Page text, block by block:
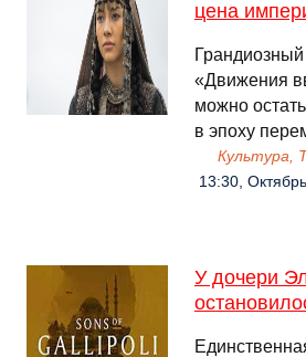
цена
«Движения
можно
в эпоху
Культура,
13:30,
У дочери